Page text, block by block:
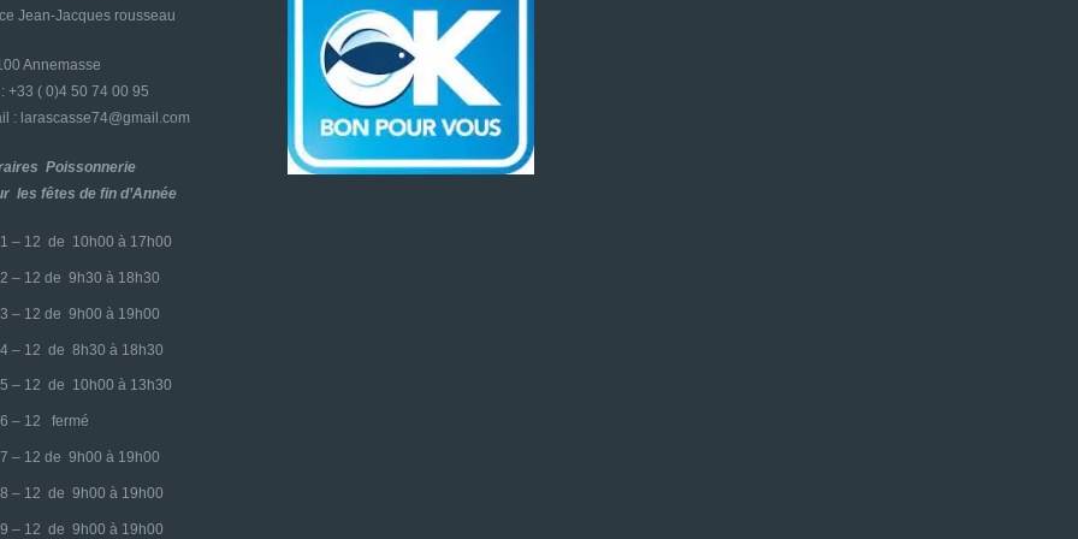
Jean-Jacques rousseau
Annemasse
: +33 ( 0)4 50 74 00 95
: larascasse74@gmail.com
Poissonnerie
les fêtes de fin d’Année
– 12 de 10h00 à 17h00
– 12 de 9h30 à 18h30
– 12 de 9h00 à 19h00
– 12 de 8h30 à 18h30
– 12 de 10h00 à 13h30
– 12 fermé
– 12 de 9h00 à 19h00
– 12 de 9h00 à 19h00
– 12 de 9h00 à 19h00